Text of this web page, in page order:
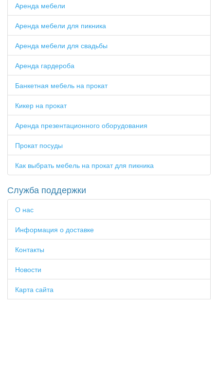
Аренда мебели
Аренда мебели для пикника
Аренда мебели для свадьбы
Аренда гардероба
Банкетная мебель на прокат
Кикер на прокат
Аренда презентационного оборудования
Прокат посуды
Как выбрать мебель на прокат для пикника
Служба поддержки
О нас
Информация о доставке
Контакты
Новости
Карта сайта